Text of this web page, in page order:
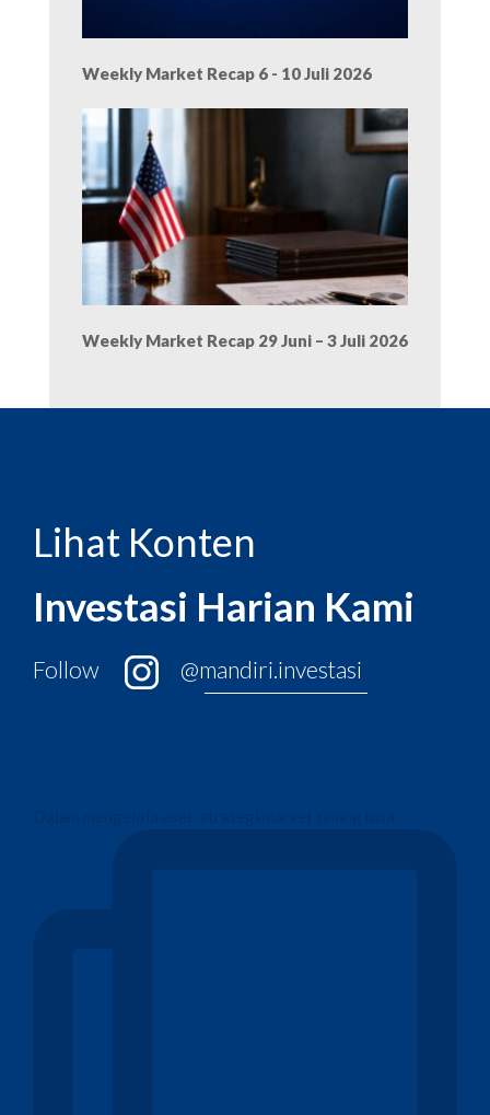
Weekly Market Recap 6 - 10 Juli 2026
Weekly Market Recap 29 Juni – 3 Juli 2026
Lihat Konten
Investasi Harian Kami
Follow @mandiri.investasi